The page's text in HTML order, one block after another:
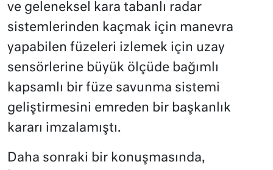
ve geleneksel kara tabanlı radar
sistemlerinden kaçmak için manevra
yapabilen füzeleri izlemek için uzay
sensörlerine büyük ölçüde bağımlı
kapsamlı bir füze savunma sistemi
geliştirmesini emreden bir başkanlık
kararı imzalamıştı.
Daha sonraki bir konuşmasında,